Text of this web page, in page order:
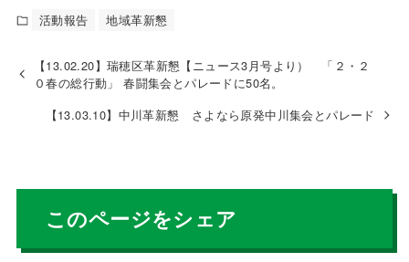
e
b
o
o
活動報告 地域革新懇
【13.02.20】瑞穂区革新懇【ニュース3月号より） 「２・２
０春の総行動」 春闘集会とパレードに50名。
【13.03.10】中川革新懇 さよなら原発中川集会とパレード
このページをシェア